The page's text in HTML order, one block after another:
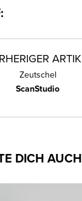
Zeutschel
ScanStudio
DICH